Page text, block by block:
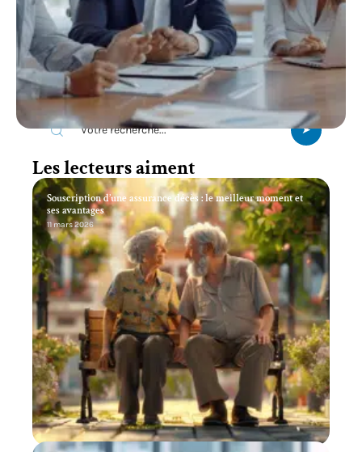
Recherche
Les lecteurs aiment
Souscription d’une assurance décès : le meilleur moment et
ses avantages
11 mars 2026